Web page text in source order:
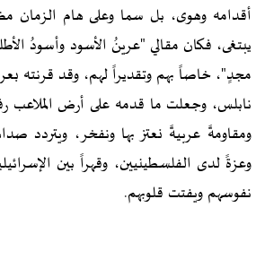
أقدامه وهوى، بل سما وعلى هام الزمان
يبتغى، فكان مقالي "عرينُ الأسود وأسودُ
مجدٍ"، خاصاً بهم وتقديراً لهم، وقد قرنته
نابلس، وجعلت ما قدمه على أرض الملاعب
ومقاومةً عربيةً نعتز بها ونفخر، ويتردد
وعزةً لدى الفلسطينيين، وقهراً بين
نفوسهم ويفتت قلوبهم.